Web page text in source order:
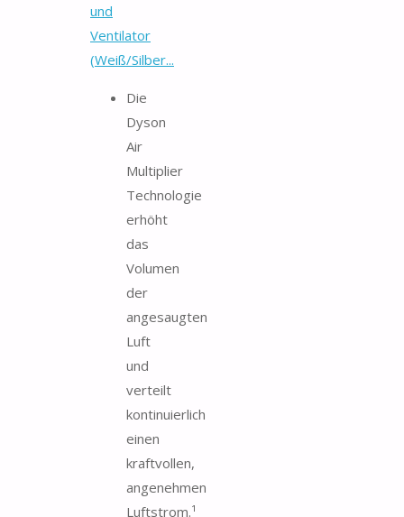
und
Ventilator
(Weiß/Silber...
Die
Dyson
Air
Multiplier
Technologie
erhöht
das
Volumen
der
angesaugten
Luft
und
verteilt
kontinuierlich
einen
kraftvollen,
angenehmen
Luftstrom.¹